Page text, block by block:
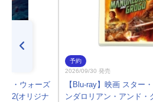
ー・ウォーズ
2(オリジナ
予約
2026/09/30 発売
【Blu-ray】映画 スター
ンダロリアン・アンド・